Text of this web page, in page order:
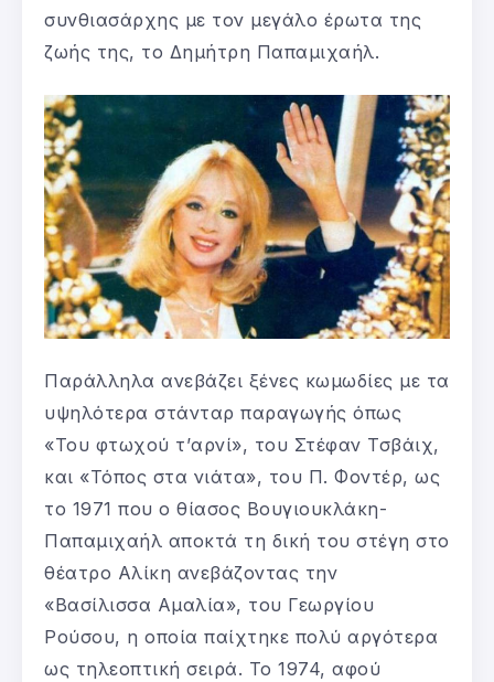
συνθιασάρχης με τον μεγάλο έρωτα της
ζωής της, το Δημήτρη Παπαμιχαήλ.
Παράλληλα ανεβάζει ξένες κωμωδίες με τα
υψηλότερα στάνταρ παραγωγής όπως
«Του φτωχού τ’αρνί», του Στέφαν Τσβάιχ,
και «Τόπος στα νιάτα», του Π. Φοντέρ, ως
το 1971 που ο θίασος Βουγιουκλάκη-
Παπαμιχαήλ αποκτά τη δική του στέγη στο
θέατρο Αλίκη ανεβάζοντας την
«Βασίλισσα Αμαλία», του Γεωργίου
Ρούσου, η οποία παίχτηκε πολύ αργότερα
ως τηλεοπτική σειρά. Το 1974, αφού